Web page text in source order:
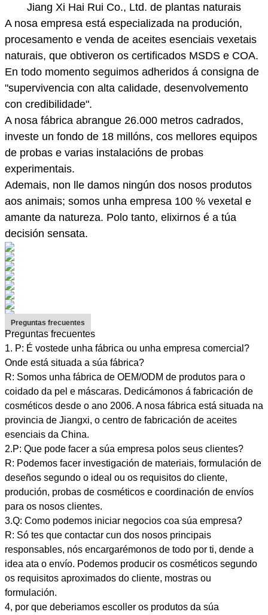
Jiang Xi Hai Rui Co., Ltd. de plantas naturais
A nosa empresa está especializada na produción,
procesamento e venda de aceites esenciais vexetais
naturais, que obtiveron os certificados MSDS e COA.
En todo momento seguimos adheridos á consigna de
"supervivencia con alta calidade, desenvolvemento
con credibilidade".
A nosa fábrica abrangue 26.000 metros cadrados,
investe un fondo de 18 millóns, cos mellores equipos
de probas e varias instalacións de probas
experimentais.
Ademais, non lle damos ningún dos nosos produtos
aos animais; somos unha empresa 100 % vexetal e
amante da natureza. Polo tanto, elixirnos é a túa
decisión sensata.
Preguntas frecuentes
Preguntas frecuentes
1. P: É vostede unha fábrica ou unha empresa comercial?
Onde está situada a súa fábrica?
R: Somos unha fábrica de OEM/ODM de produtos para o
coidado da pel e máscaras. Dedicámonos á fabricación de
cosméticos desde o ano 2006. A nosa fábrica está situada na
provincia de Jiangxi, o centro de fabricación de aceites
esenciais da China.
2.P: Que pode facer a súa empresa polos seus clientes?
R: Podemos facer investigación de materiais, formulación de
deseños segundo o ideal ou os requisitos do cliente,
produción, probas de cosméticos e coordinación de envíos
para os nosos clientes.
3.Q: Como podemos iniciar negocios coa súa empresa?
R: Só tes que contactar cun dos nosos principais
responsables, nós encargarémonos de todo por ti, dende a
idea ata o envío. Podemos producir os cosméticos segundo
os requisitos aproximados do cliente, mostras ou
formulación.
4, por que deberiamos escoller os produtos da súa